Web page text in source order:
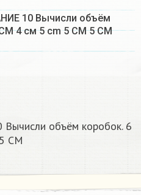
10 Вычисли объём
4 см 5 cm 5 CM 5 CM​
объём коробок. 6
CM​